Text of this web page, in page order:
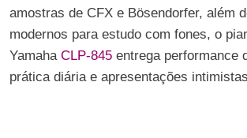
amostras de CFX e Bösendorfer, além
modernos para estudo com fones, o
Yamaha CLP-845 entrega performance
prática diária e apresentações